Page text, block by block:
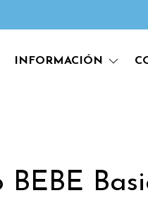
INFORMACIÓN
BEBE